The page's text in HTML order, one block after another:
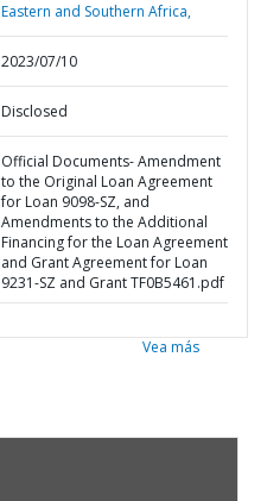
Eastern and Southern Africa,
2023/07/10
Disclosed
Official Documents- Amendment
to the Original Loan Agreement
for Loan 9098-SZ, and
Amendments to the Additional
Financing for the Loan Agreement
and Grant Agreement for Loan
9231-SZ and Grant TF0B5461.pdf
Vea más